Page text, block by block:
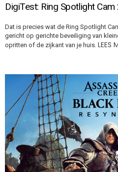
DigiTest: Ring Spotlight
Dat is precies wat de Ring Spotlight
gericht op gerichte beveiliging van
opritten of de zijkant van je huis. LEES